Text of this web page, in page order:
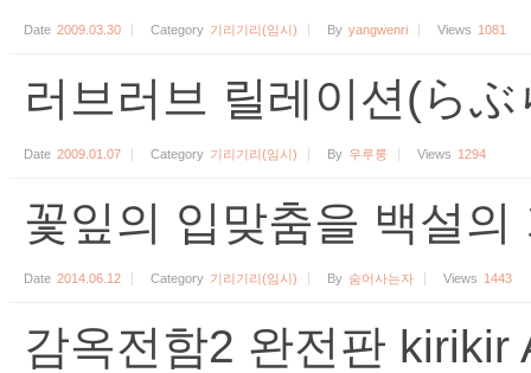
Date 2009.03.30 Category 기리기리(임시) By yangwenri Views 1081
러브러브 릴레이션(ら
Date 2009.01.07 Category 기리기리(임시) By 우루룽 Views 1294
꽃잎의 입맞춤을 백설
Date 2014.06.12 Category 기리기리(임시) By 숨어사는자 Views 1443
감옥전함2 완전판 kirikir